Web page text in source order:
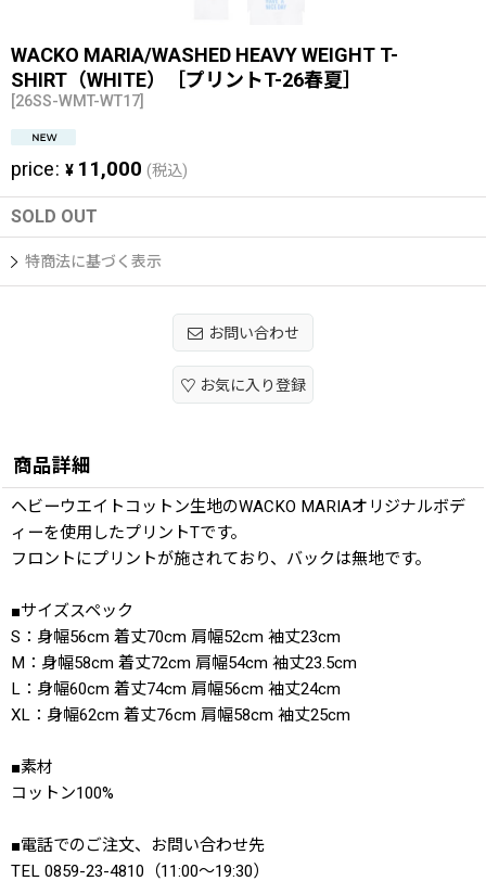
WACKO MARIA/WASHED HEAVY WEIGHT T-
SHIRT（WHITE）［プリントT-26春夏］
[26SS-WMT-WT17]
price: ¥ 11,000 (税込)
SOLD OUT
特商法に基づく表示
お問い合わせ
お気に入り登録
商品詳細
ヘビーウエイトコットン生地のWACKO MARIAオリジナルボデ
ィーを使用したプリントTです。
フロントにプリントが施されており、バックは無地です。
■サイズスペック
S：身幅56cm 着丈70cm 肩幅52cm 袖丈23cm
M：身幅58cm 着丈72cm 肩幅54cm 袖丈23.5cm
L：身幅60cm 着丈74cm 肩幅56cm 袖丈24cm
XL：身幅62cm 着丈76cm 肩幅58cm 袖丈25cm
■素材
コットン100%
■電話でのご注文、お問い合わせ先
TEL 0859-23-4810（11:00〜19:30）